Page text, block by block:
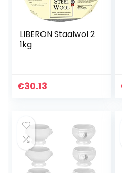
LIBERON Staalwol 2
1kg
€30.13